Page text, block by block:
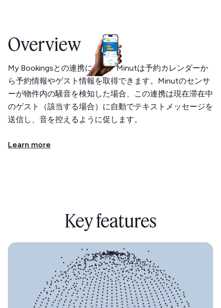
Overview
My Bookingsとの連携により、Minutは予約カレンダーか
ら予約情報やゲスト情報を取得できます。Minutのセンサ
ーが物件内の騒音を検知した場合、この連携は現在滞在中
のゲスト（該当する場合）に自動でテキストメッセージを
送信し、音を控えるように促します。
Learn more
Key features